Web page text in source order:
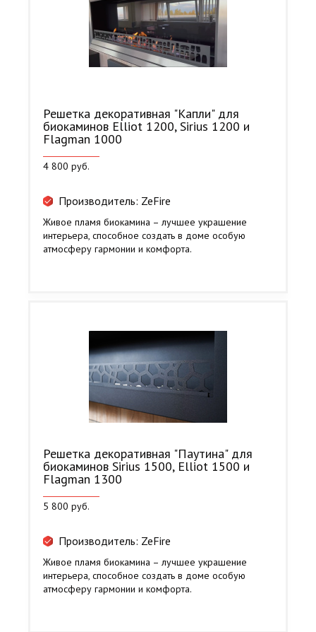
Решетка декоративная "Капли" для
биокаминов Elliot 1200, Sirius 1200 и
Flagman 1000
4 800 руб.
Производитель: ZeFire
Живое пламя биокамина – лучшее украшение
интерьера, способное создать в доме особую
атмосферу гармонии и комфорта.
Решетка декоративная "Паутина" для
биокаминов Sirius 1500, Elliot 1500 и
Flagman 1300
5 800 руб.
Производитель: ZeFire
Живое пламя биокамина – лучшее украшение
интерьера, способное создать в доме особую
атмосферу гармонии и комфорта.